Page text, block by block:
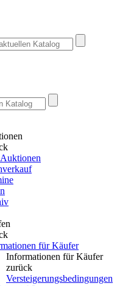
für Käufer
Informationen für Käufer
zurück
Versteigerungsbedingungen